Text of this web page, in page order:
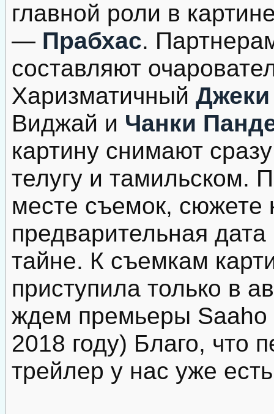
главной роли в
— Прабхас.
составляют
Харизматичный
Виджай и Чанки
картину снимают
телугу и тамильском.
месте съемок, сюжете
предварительная
тайне. К съемкам
приступила только в
ждем премьеры Saaho
2018 году) Благо, что
трейлер у нас уже